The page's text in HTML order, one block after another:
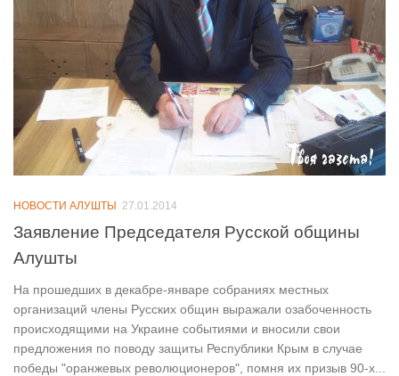
НОВОСТИ АЛУШТЫ 27.01.2014
Заявление Председателя Русской общины
Алушты
На прошедших в декабре-январе собраниях местных
организаций члены Русских общин выражали озабоченность
происходящими на Украине событиями и вносили свои
предложения по поводу защиты Республики Крым в случае
победы "оранжевых революционеров", помня их призыв 90-х...